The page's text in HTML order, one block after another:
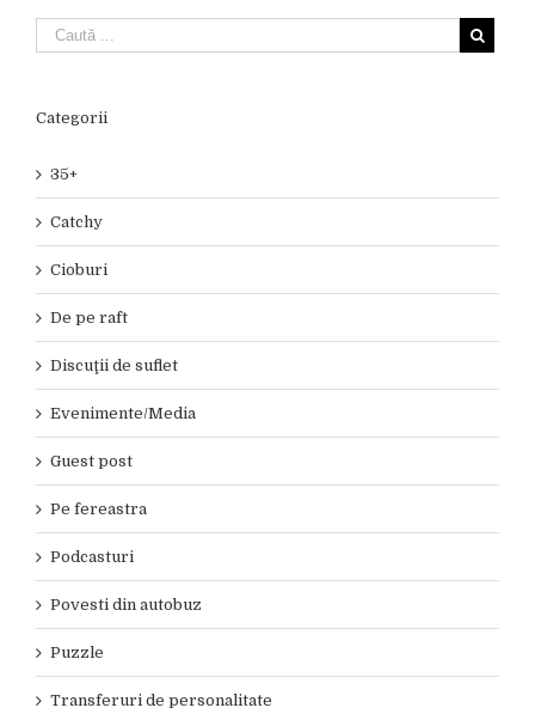
Categorii
35+
Catchy
Cioburi
De pe raft
Discuţii de suflet
Evenimente/Media
Guest post
Pe fereastra
Podcasturi
Povesti din autobuz
Puzzle
Transferuri de personalitate